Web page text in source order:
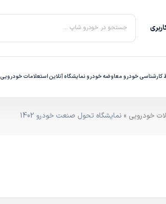
جستجو در خودرو شاپ ...
کارشناسی خودرو معاوضه خودرو نمایشگاه آنلایناستعلامات خودرویی
خودرویی » نمایشگاه تحول صنعت خودرو 1402